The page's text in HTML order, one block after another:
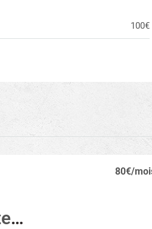
100€
Parking Sous-sol / Secteur Pech-David
80€/